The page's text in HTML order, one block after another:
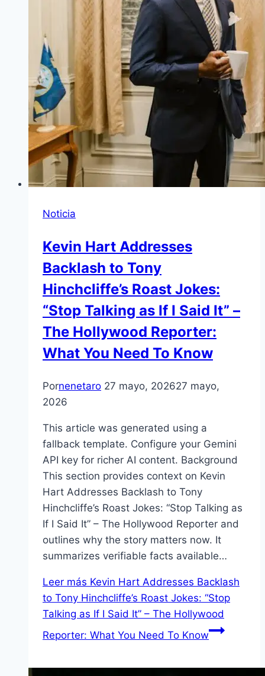
Noticia
Kevin Hart Addresses
Backlash to Tony
Hinchcliffe’s Roast Jokes:
“Stop Talking as If I Said It” –
The Hollywood Reporter:
What You Need To Know
Pornenetaro 27 mayo, 202627 mayo,
2026
This article was generated using a
fallback template. Configure your Gemini
API key for richer AI content. Background
This section provides context on Kevin
Hart Addresses Backlash to Tony
Hinchcliffe’s Roast Jokes: “Stop Talking as
If I Said It” – The Hollywood Reporter and
outlines why the story matters now. It
summarizes verifiable facts available…
Leer más Kevin Hart Addresses Backlash
to Tony Hinchcliffe’s Roast Jokes: “Stop
Talking as If I Said It” – The Hollywood
Reporter: What You Need To Know